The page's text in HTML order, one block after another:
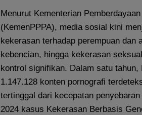
Menurut Kementerian
(KemenPPPA), media sosial kini
kekerasan terhadap perempuan dan
kebencian, hingga kekerasan
kontrol signifikan. Dalam satu
1.147.128 konten pornografi
tertinggal dari kecepatan
2024 kasus Kekerasan Berbasis